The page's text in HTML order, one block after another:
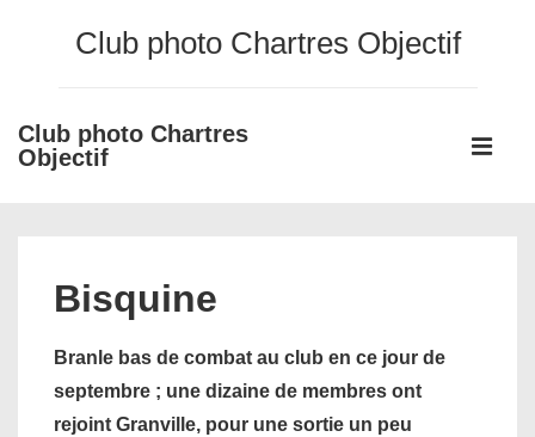
principal
Club photo Chartres Objectif
Club photo Chartres
Objectif
Main
Bisquine
Branle bas de combat au club en ce jour de
septembre ; une dizaine de membres ont
rejoint Granville, pour une sortie un peu